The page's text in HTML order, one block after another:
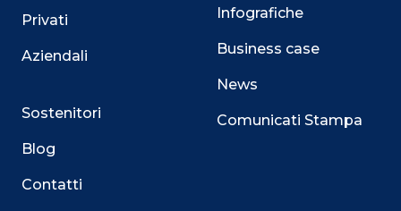
Privati
Aziendali
Sostenitori
Blog
Contatti
Infografiche
Business case
News
Comunicati Stampa